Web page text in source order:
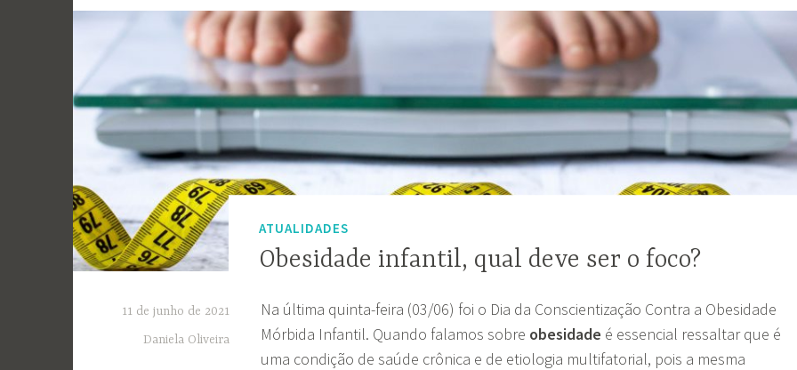
ATUALIDADES
Obesidade infantil, qual deve ser o foco?
11 de junho de 2021
Daniela Oliveira
Na última quinta-feira (03/06) foi o Dia da Conscientização Contra a Obesidade
Mórbida Infantil. Quando falamos sobre obesidade é essencial ressaltar que é
uma condição de saúde crônica e de etiologia multifatorial, pois a mesma